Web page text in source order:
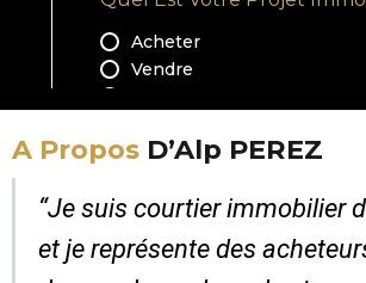
A Propos D’Alp PEREZ
“Je suis courtier immobilier
et je représente des